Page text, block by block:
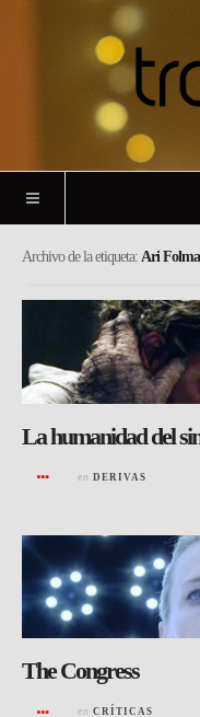
Archivo de la etiqueta: Ari
La humanidad del
en DERIVAS
The Congress
en CRÍTICAS